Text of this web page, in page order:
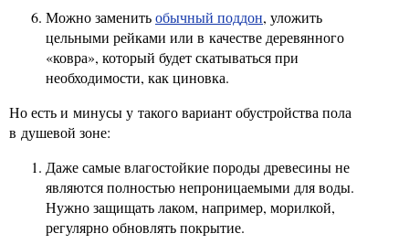
Можно заменитьобычный поддон, уложить
цельными рейками или в качестве деревянного
«ковра», который будет скатываться при
необходимости, как циновка.
Но есть и минусы у такого вариант обустройства пола
в душевой зоне:
Даже самые влагостойкие породы древесины не
являются полностью непроницаемыми для воды.
Нужно защищать лаком, например, морилкой,
регулярно обновлять покрытие.